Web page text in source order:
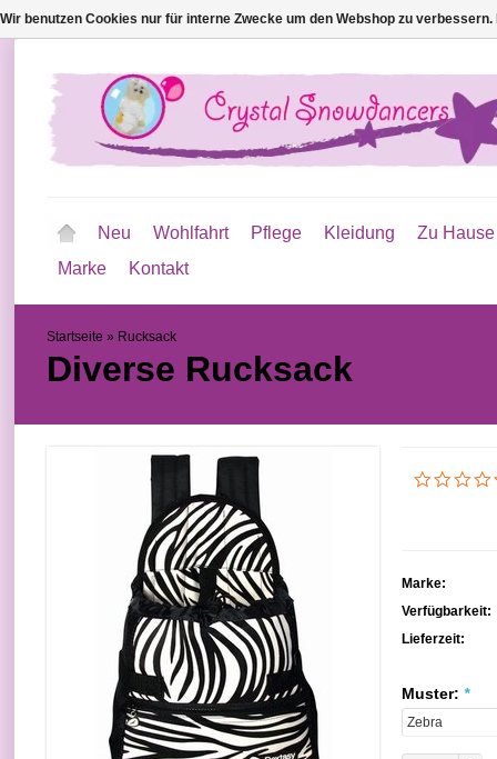
Neu Wohlfahrt Pflege Kleidung
Zu Hause
Marke
Kontakt
Startseite » Rucksack
Diverse Rucksack
Marke:
Verfügbarkeit:
Lieferzeit:
Muster: *
Wir benutzen Cookies nur für interne Zwecke um den Webshop zu